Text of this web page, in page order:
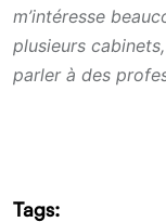
m’intéresse
plusieurs
parler à des
Tags: